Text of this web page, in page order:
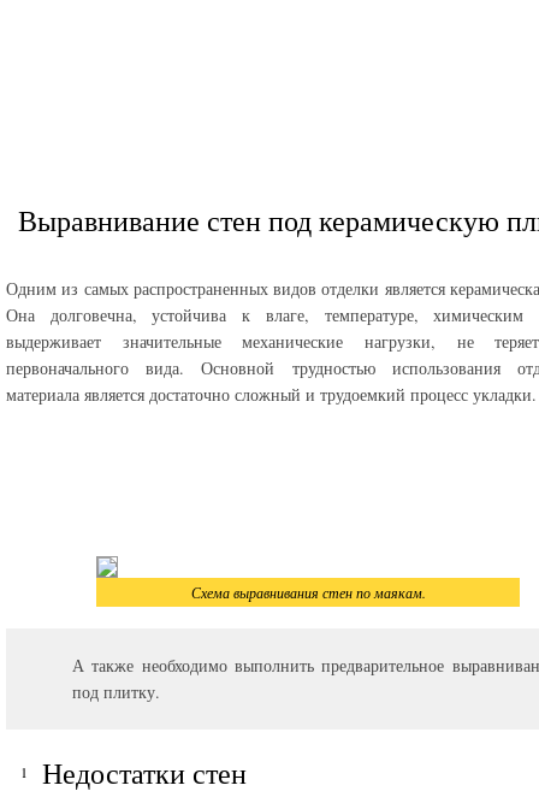
Выравнивание стен под керамическую
Одним из самых распространенных видов отделки является
Она долговечна, устойчива к влаге, температуре, химическим
выдерживает значительные механические нагрузки, не
первоначального вида. Основной трудностью использования
материала является достаточно сложный и трудоемкий процесс укладки.
Схема выравнивания стен по маякам.
А также необходимо выполнить предварительное
под плитку.
Недостатки стен